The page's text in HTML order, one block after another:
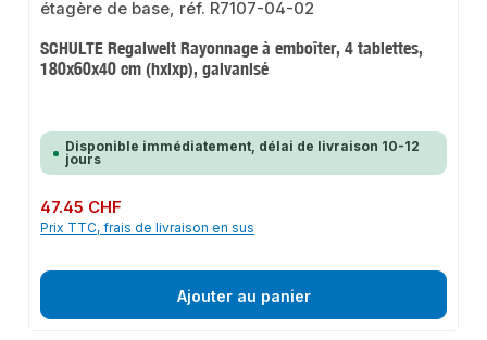
SCHULTE Regalwelt Rayonnage à emboîter, 4 tablettes,
180x60x40 cm (hxlxp), galvanisé
Disponible immédiatement, délai de livraison 10-12
jours
Prix régulier :
47.45 CHF
Prix TTC, frais de livraison en sus
Ajouter au panier